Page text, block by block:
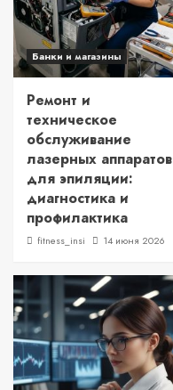
Банки и магазины
Ремонт и
техническое
обслуживание
лазерных аппаратов
для эпиляции:
диагностика и
профилактика
fitness_insi 14 июня 2026